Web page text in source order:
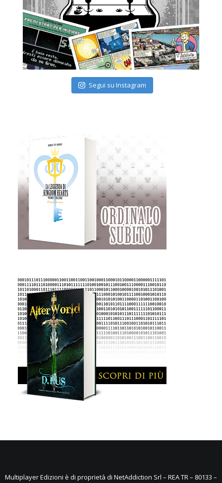
Segui su Instagram
Multiplayer Edizioni è di proprietà di NetAddiction Srl – REA TR – 80133 –